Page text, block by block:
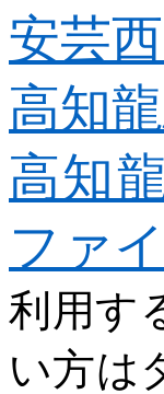
安芸
高知
高知
ファ
利用す
い方は